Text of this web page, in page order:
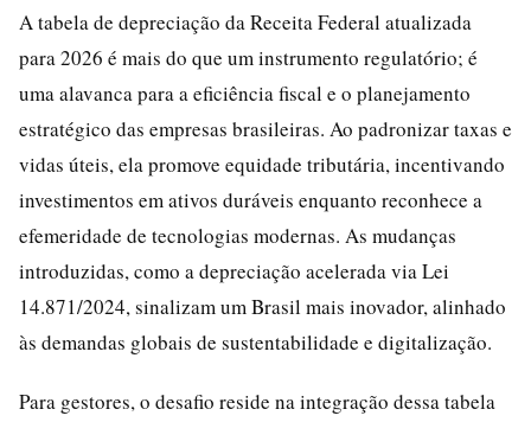
A tabela de depreciação da Receita Federal atualizada
para 2026 é mais do que um instrumento regulatório; é
uma alavanca para a eficiência fiscal e o planejamento
estratégico das empresas brasileiras. Ao padronizar taxas e
vidas úteis, ela promove equidade tributária, incentivando
investimentos em ativos duráveis enquanto reconhece a
efemeridade de tecnologias modernas. As mudanças
introduzidas, como a depreciação acelerada via Lei
14.871/2024, sinalizam um Brasil mais inovador, alinhado
às demandas globais de sustentabilidade e digitalização.
Para gestores, o desafio reside na integração dessa tabela